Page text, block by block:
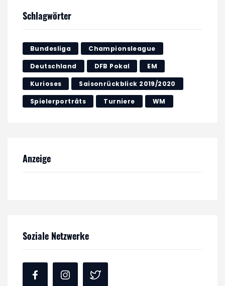
Schlagwörter
Bundesliga Championsleague
Deutschland DFB Pokal EM
Kurioses Saisonrückblick 2019/2020
Spielerporträts Turniere WM
Anzeige
Soziale Netzwerke